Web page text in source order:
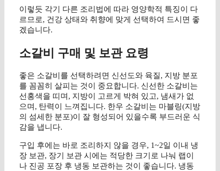
이렇듯 각기 다른 조리법에 따라 영양학적 특징이 다
르므로, 건강 상태와 취향에 맞게 선택하여 드시면 좋
겠습니다.
소갈비 구매 및 보관 요령
좋은 소갈비를 선택하려면 신선도와 육질, 지방 분포
를 꼼꼼히 살피는 것이 중요합니다. 신선한 소갈비는
선홍색을 띠며, 지방이 고르게 박혀 있고, 냄새가 없
으며, 탄력이 느껴집니다. 한우 소갈비는 마블링(지방
의 섬세한 분포)이 잘 형성되어 있을수록 부드러운 식
감을 냅니다.
구입 후에는 바로 조리하지 않을 경우, 1~2일 이내 냉
장 보관, 장기 보관 시에는 적당한 크기로 나눠 랩이
나 진공 포장 후 냉동 보관하는 것이 좋습니다. 냉동